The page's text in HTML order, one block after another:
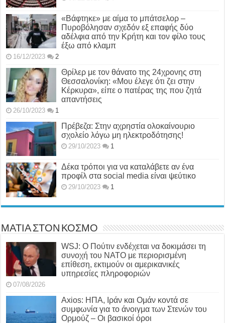
«Βάφτηκε» με αίμα το μπάτσελορ –
Πυροβόλησαν σχεδόν εξ επαφής δύο
αδέλφια από την Κρήτη και τον φίλο τους
έξω από κλαμπ
16/12/2023 2
Θρίλερ με τον θάνατο της 24χρονης στη
Θεσσαλονίκη: «Μου έλεγε ότι ζει στην
Κέρκυρα», είπε ο πατέρας της που ζητά
απαντήσεις
26/10/2023 1
Πρέβεζα: Στην αχρηστία ολοκαίνουριο
σχολείο λόγω μη ηλεκτροδότησης!
29/10/2023 1
Δέκα τρόποι για να καταλάβετε αν ένα
προφίλ στα social media είναι ψεύτικο
29/10/2023 1
ΜΑΤΙΑ ΣΤΟΝ ΚΟΣΜΟ
WSJ: Ο Πούτιν ενδέχεται να δοκιμάσει τη
συνοχή του ΝΑΤΟ με περιορισμένη
επίθεση, εκτιμούν οι αμερικανικές
υπηρεσίες πληροφοριών
07/08/2026
Axios: ΗΠΑ, Ιράν και Ομάν κοντά σε
συμφωνία για το άνοιγμα των Στενών του
Ορμούζ – Οι βασικοί όροι